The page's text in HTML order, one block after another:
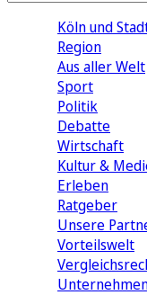
Köln und
Region
Aus aller Welt
Sport
Politik
Debatte
Wirtschaft
Kultur &
Erleben
Ratgeber
Unsere
Vorteilswelt